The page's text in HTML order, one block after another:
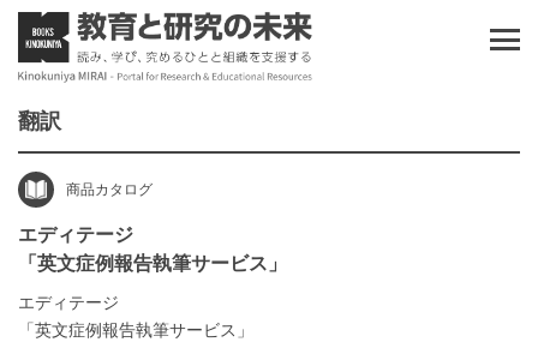
翻訳
商品カタログ
エディテージ
「英文症例報告執筆サービス」
エディテージ
「英文症例報告執筆サービス」